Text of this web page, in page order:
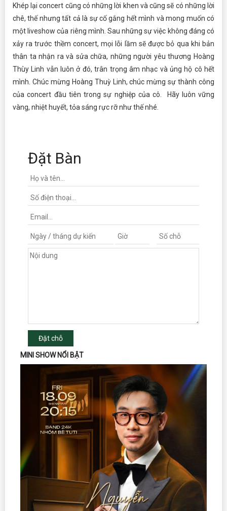
Khép lại concert cũng có những lời khen và cũng sẽ có những lời
chê, thế nhưng tất cả là sự cố gắng hết mình và mong muốn có
một liveshow của riêng mình. Sau những sự việc không đáng có
xảy ra trước thềm concert, mọi lỗi lầm sẽ được bỏ qua khi bản
thân ta nhận ra và sửa chữa, những người yêu thương Hoàng
Thùy Linh vẫn luôn ở đó, trân trọng âm nhạc và ủng hộ cô hết
mình. Chúc mừng Hoàng Thuỳ Linh, chúc mừng sự thành công
của concert đầu tiên trong sự nghiệp của cô. Hãy luôn vững
vàng, nhiệt huyết, tỏa sáng rực rỡ như thế nhé.
Đặt Bàn
Đặt chỗ
MINI SHOW NỔI BẬT